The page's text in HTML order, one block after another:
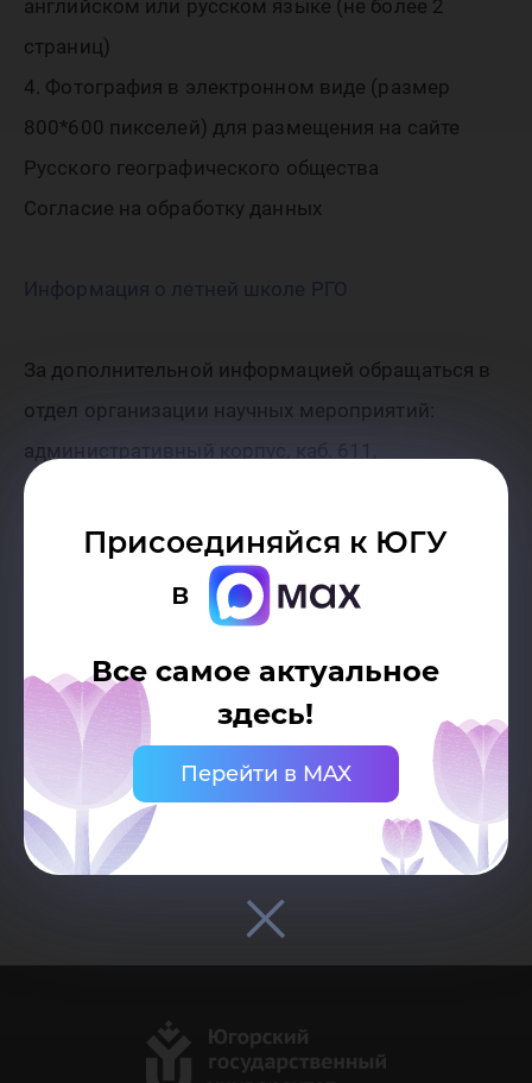
Присоединяйся к ЮГУ
в
Все самое актуальное
здесь!
Перейти в MAX
английском или русском языке (не более 2
страниц)
4. Фотография в электронном виде (размер
800*600 пикселей) для размещения на сайте
Русского географического общества
Согласие на обработку данных
Информация о летней школе РГО
За дополнительной информацией обращаться в
отдел организации научных мероприятий:
административный корпус, каб. 611,
телефон: +7 (3467) 357-727;
E-mail:A_Zmanovskaya@ugrasu.ru
Возврат к списку